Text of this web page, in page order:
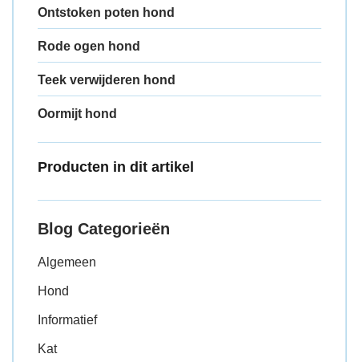
Ontstoken poten hond
Rode ogen hond
Teek verwijderen hond
Oormijt hond
Producten in dit artikel
Blog Categorieën
Algemeen
Hond
Informatief
Kat